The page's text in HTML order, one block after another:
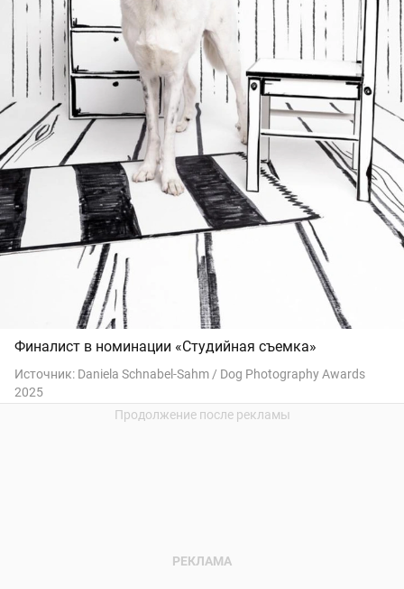
Финалист в номинации «Студийная съемка»
Источник: Daniela Schnabel-Sahm / Dog Photography Awards
2025